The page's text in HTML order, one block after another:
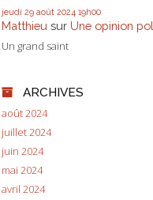
jeudi 29 août 2024 19h00
Matthieu sur Une opinion
Un grand saint
ARCHIVES
août 2024
juillet 2024
juin 2024
mai 2024
avril 2024